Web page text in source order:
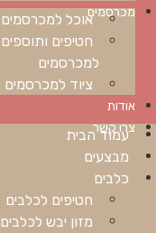
מכרסמיםאוכל למכרסמים
חטיפים ותוספים
למכרסמים
ציוד למכרסמים
אודות
צרו קשר
עמוד הבית
מבצעים
כלבים
חטיפים לכלבים
מזון יבש לכלבים